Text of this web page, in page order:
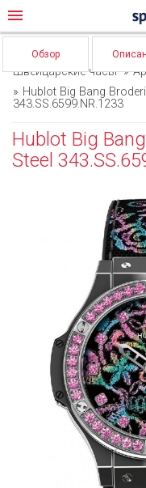
menu
Обзор
Швейцарские часы
Hublot Big Bang
343.SS.6599.NR.1233
Hublot Big
Steel